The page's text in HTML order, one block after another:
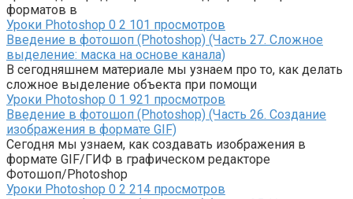
форматов в
Уроки Photoshop 0 2 101 просмотров
Введение в фотошоп (Photoshop) (Часть 27. Сложное
выделение: маска на основе канала)
В сегодняшнем материале мы узнаем про то, как делать
сложное выделение объекта при помощи
Уроки Photoshop 0 1 921 просмотров
Введение в фотошоп (Photoshop) (Часть 26. Создание
изображения в формате GIF)
Сегодня мы узнаем, как создавать изображения в
формате GIF/ГИФ в графическом редакторе
Фотошоп/Photoshop
Уроки Photoshop 0 2 214 просмотров